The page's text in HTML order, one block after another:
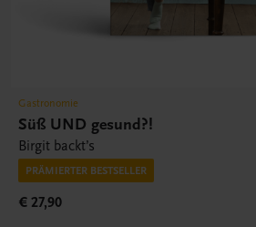
Gastronomie
Süß UND gesund?!
Birgit backt’s
PRÄMIERTER BESTSELLER
€ 27,90